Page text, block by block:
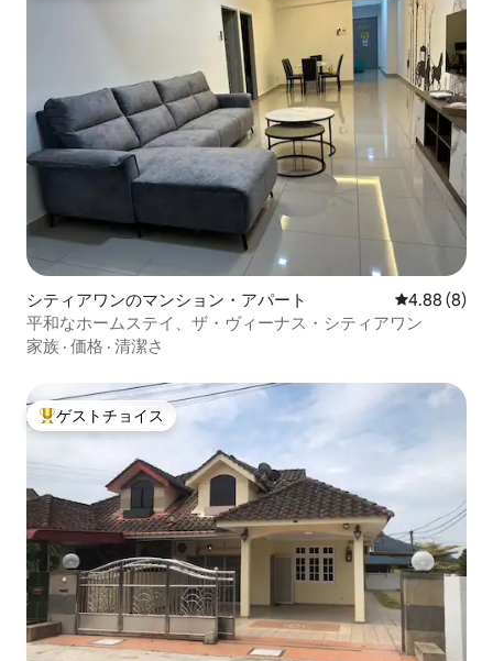
シティアワンのマンション・アパート レビュー8件
4.88 (8)
平和なホームステイ、ザ・ヴィーナス・シティアワン
家族 · 価格 · 清潔さ
大好評のゲストチョイスです。
ゲストチョイス